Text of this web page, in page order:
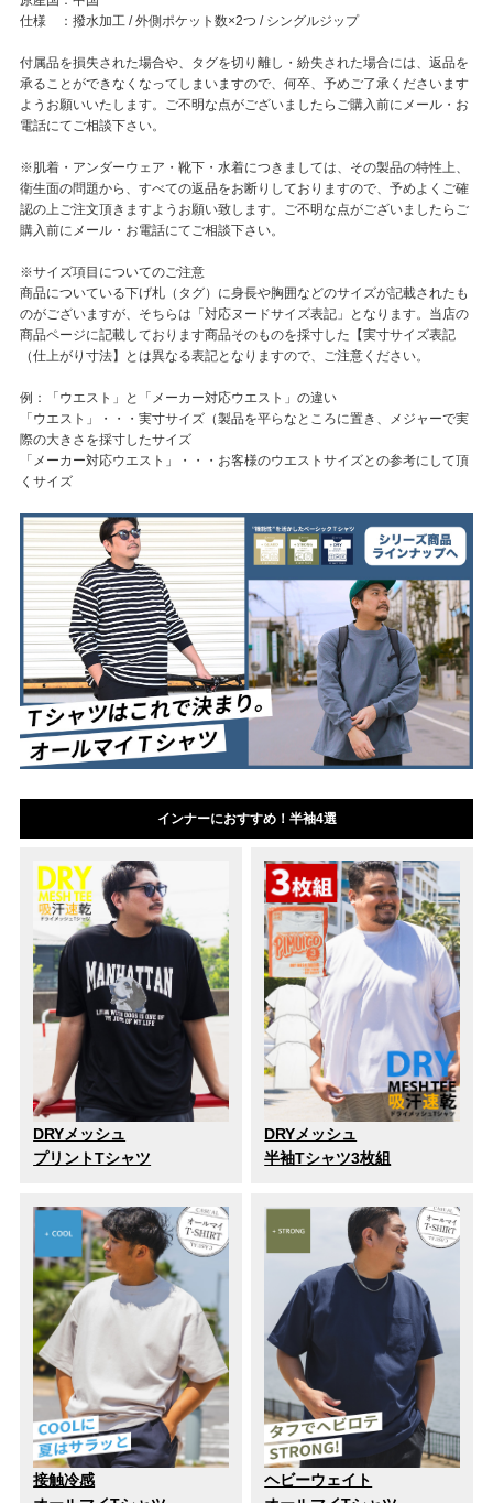
仕様 ：撥水加工 / 外側ポケット数×2つ / シングルジップ
付属品を損失された場合や、タグを切り離し・紛失された場合には、返品を
承ることができなくなってしまいますので、何卒、予めご了承くださいます
ようお願いいたします。ご不明な点がございましたらご購入前にメール・お
電話にてご相談下さい。
※肌着・アンダーウェア・靴下・水着につきましては、その製品の特性上、
衛生面の問題から、すべての返品をお断りしておりますので、予めよくご確
認の上ご注文頂きますようお願い致します。ご不明な点がございましたらご
購入前にメール・お電話にてご相談下さい。
※サイズ項目についてのご注意
商品についている下げ札（タグ）に身長や胸囲などのサイズが記載されたも
のがございますが、そちらは「対応ヌードサイズ表記」となります。当店の
商品ページに記載しております商品そのものを採寸した【実寸サイズ表記
（仕上がり寸法】とは異なる表記となりますので、ご注意ください。
例：「ウエスト」と「メーカー対応ウエスト」の違い
「ウエスト」・・・実寸サイズ（製品を平らなところに置き、メジャーで実
際の大きさを採寸したサイズ
「メーカー対応ウエスト」・・・お客様のウエストサイズとの参考にして頂
くサイズ
インナーにおすすめ！半袖4選
DRYメッシュ
プリントTシャツ
DRYメッシュ
半袖Tシャツ3枚組
接触冷感
ヘビーウェイト